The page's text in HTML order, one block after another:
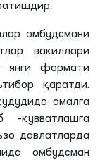
омбудсмани
вакиллари
янги формати
қаратди.
амалга
-қувватлашга
давлатларда
омбудсман